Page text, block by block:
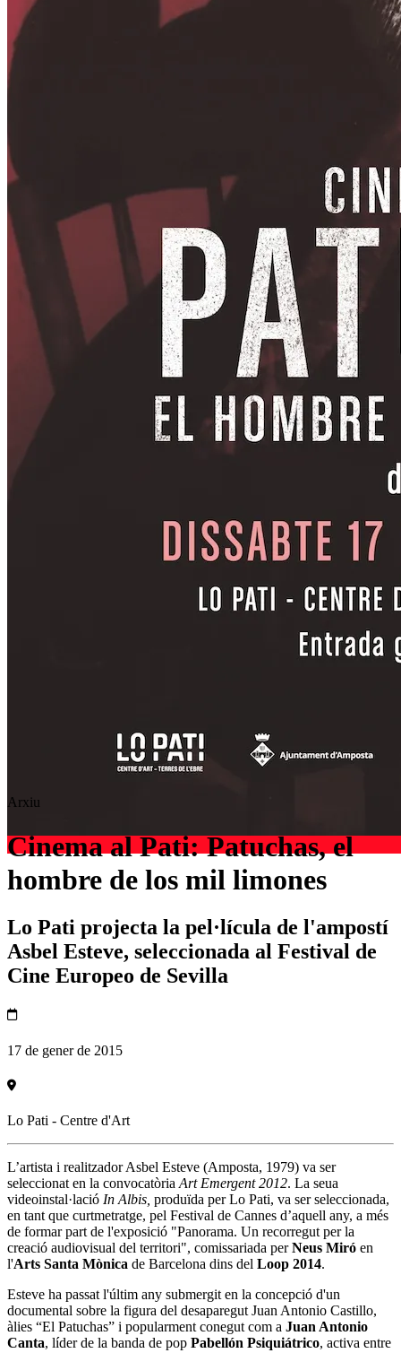
Arxiu
Cinema al Pati: Patuchas, el
hombre de los mil limones
Lo Pati projecta la pel·lícula de l'ampostí
Asbel Esteve, seleccionada al Festival de
Cine Europeo de Sevilla
17 de gener de 2015
Lo Pati - Centre d'Art
L’artista i realitzador Asbel Esteve (Amposta, 1979) va ser
seleccionat en la convocatòria Art Emergent 2012. La seua
videoinstal·lació In Albis, produïda per Lo Pati, va ser seleccionada,
en tant que curtmetratge, pel Festival de Cannes d’aquell any, a més
de formar part de l'exposició "Panorama. Un recorregut per la
creació audiovisual del territori", comissariada perNeus Miró en
l'Arts Santa Mònica de Barcelona dins del Loop 2014.
Esteve ha passat l'últim any submergit en la concepció d'un
documental sobre la figura del desaparegut Juan Antonio Castillo,
àlies “El Patuchas” i popularment conegut com a Juan Antonio
Canta, líder de la banda de pop Pabellón Psiquiátrico, activa entre